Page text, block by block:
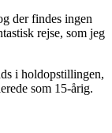
der findes ingen
rejse, som jeg
i holdopstillingen,
som 15-årig.